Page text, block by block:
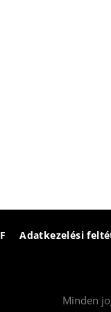
Adatkezelési
Minden